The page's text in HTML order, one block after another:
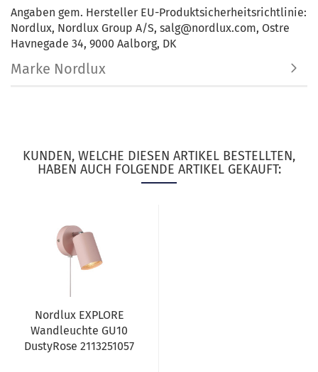
Angaben gem. Hersteller EU-Produktsicherheitsrichtlinie:
Nordlux, Nordlux Group A/S, salg@nordlux.com, Ostre
Havnegade 34, 9000 Aalborg, DK
Marke Nordlux
KUNDEN, WELCHE DIESEN ARTIKEL BESTELLTEN,
HABEN AUCH FOLGENDE ARTIKEL GEKAUFT:
Nordlux EXPLORE
Wandleuchte GU10
DustyRose 2113251057